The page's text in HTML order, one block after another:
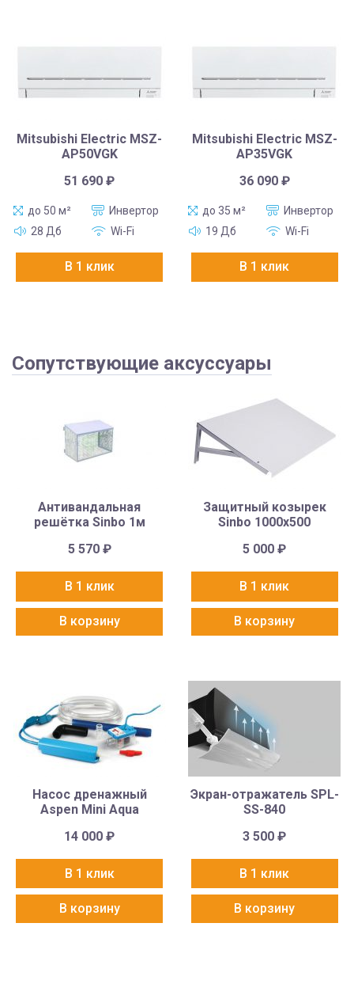
Mitsubishi Electric MSZ-
AP50VGK
51 690₽
до 50 м²
Инвертор
28 Дб
Wi-Fi
В 1 клик
Mitsubishi Electric MSZ-
AP35VGK
36 090 ₽
до 35 м²
Инвертор
19 Дб
Wi-Fi
В 1 клик
Сопутствующие аксуссуары
Антивандальная
решётка Sinbo 1м
5 570 ₽
В 1 клик
В корзину
Защитный козырек
Sinbo 1000х500
5 000₽
В 1 клик
В корзину
Насос дренажный
Aspen Mini Aqua
14 000₽
В 1 клик
В корзину
Экран-отражатель SPL-
SS-840
3 500₽
В 1 клик
В корзину